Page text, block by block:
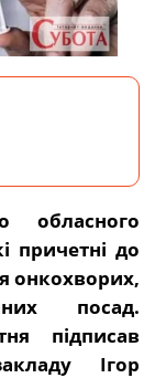
обласного
причетні до
онкохворих,
посад.
підписав
Ігор